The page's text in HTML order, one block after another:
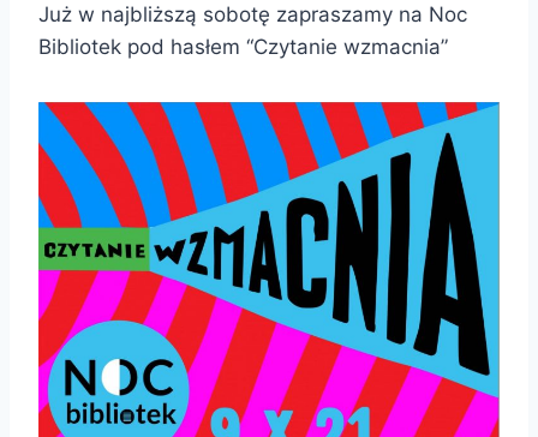
Już w najbliższą sobotę zapraszamy na Noc
Bibliotek pod hasłem “Czytanie wzmacnia”